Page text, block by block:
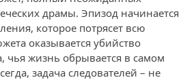
драмы. Эпизод начинается
которое потрясет всю
оказывается убийство
чья жизнь обрывается в самом
задача следователей – не